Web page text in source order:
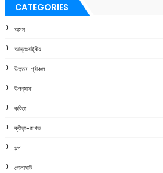
CATEGORIES
অসম
আন্তঃৰাষ্ট্ৰীয়
উত্তৰ-পূৰ্বাঞ্চল
উপন্যাস
কবিতা
ক্রীড়া-জগত
গল্প
গোলাঘাট